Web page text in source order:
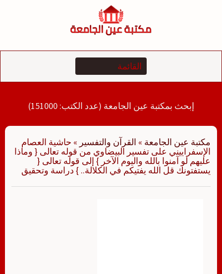
إبحث بمكتبة عين الجامعة (عدد الكتب: 151000)
مكتبة عين الجامعة » القرآن والتفسير » حاشية العصام
الإسفراييني على تفسير البيضاوي من قوله تعالى { وماذا
عليهم لو آمنوا بالله واليوم الآخر } إلى قوله تعالى {
يستفتونك قل الله يفتيكم في الكلالة.. } دراسة وتحقيق